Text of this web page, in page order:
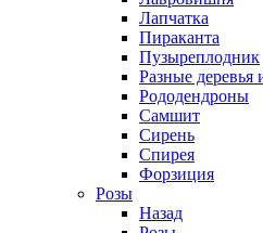
Лапчатка
Пираканта
Пузыреплодник
Разные деревья
Рододендроны
Самшит
Сирень
Спирея
Форзиция
Розы
Назад